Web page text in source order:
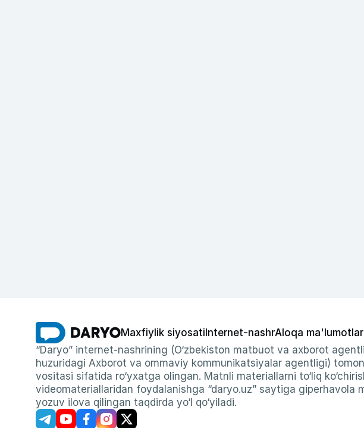
Maxfiylik siyosati Internet-nashrAloqa
“Daryo” internet-nashrining (O‘zbekiston matbuot va axborot
huzuridagi Axborot va ommaviy kommunikatsiyalar agentligi)
vositasi sifatida ro‘yxatga olingan. Matnli materiallarni to‘liq
videomateriallaridan foydalanishga “daryo.uz” saytiga giperhavola
yozuv ilova qilingan taqdirda yo‘l qo‘yiladi.